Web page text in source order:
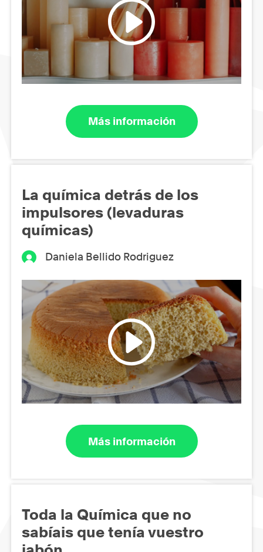
Más información
La química detrás de los
impulsores (levaduras
químicas)
Daniela Bellido Rodriguez
Más información
Toda la Química que no
sabíais que tenía vuestro